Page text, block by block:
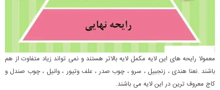
معمولا رایحه های این لایه مکمل لایه بالاتر هستند و نمی تواند زیاد متفاوت از هم
باشند .نعنا هندی ، زنجبیل ، سرو ، چوب صدر ، علف وتیور ، وانیل ، چوب صندل و
کاج معروف ترین در این لایه می باشند.